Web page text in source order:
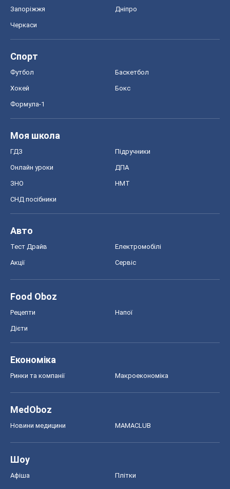
Запоріжжя Дніпро
Черкаси
Спорт
Футбол Баскетбол
Хокей Бокс
Формула-1
Моя школа
ГДЗ Підручники
Онлайн уроки ДПА
ЗНО НМТ
СНД посібники
Авто
Тест Драйв Електромобілі
Акції Сервіс
Food Oboz
Рецепти Напої
Дієти
Економіка
Ринки та компанії Макроекономіка
MedOboz
Новини медицини MAMACLUB
Шоу
Афіша Плітки